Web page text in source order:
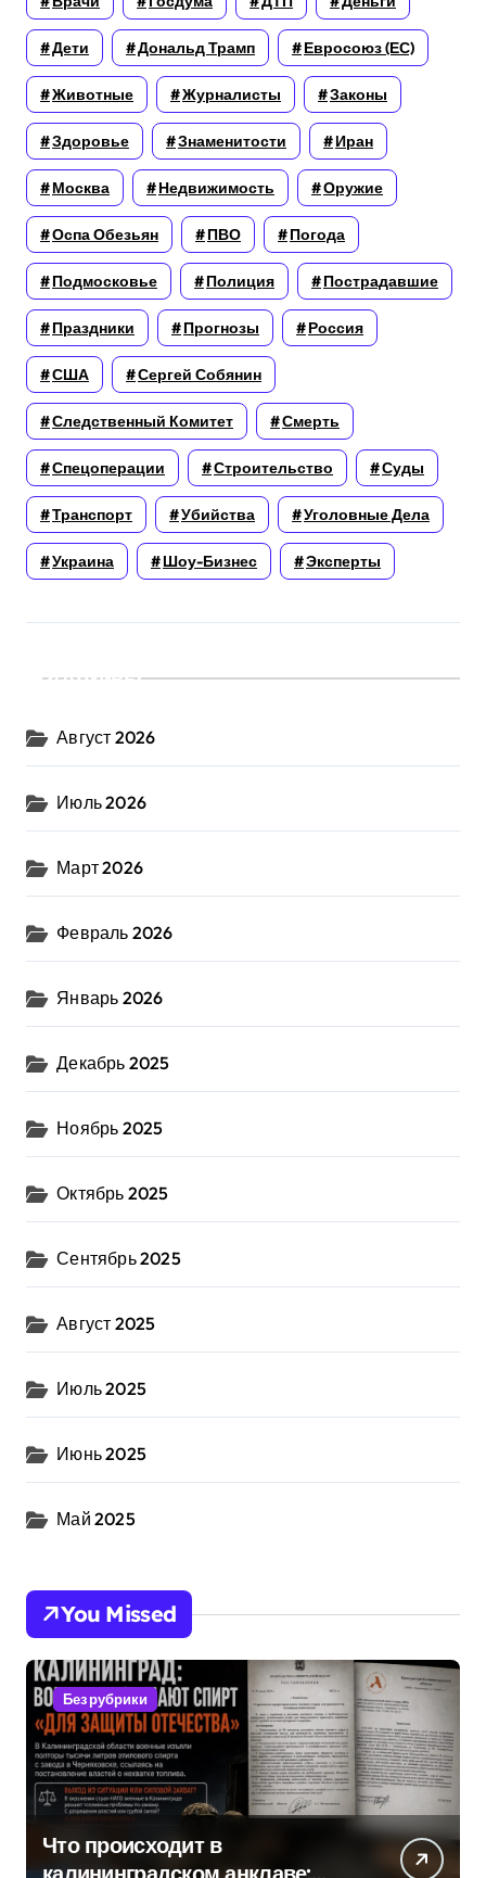
Дети Дональд Трамп Евросоюз (ЕС)
Животные Журналисты Законы
Здоровье Знаменитости Иран
Москва Недвижимость Оружие
Оспа Обезьян ПВО Погода
Подмосковье Полиция Пострадавшие
Праздники Прогнозы Россия
США Сергей Собянин
Следственный Комитет Смерть
Спецоперации Строительство Суды
Транспорт Убийства Уголовные Дела
Украина Шоу-Бизнес Эксперты
Архивы
Август 2026
Июль 2026
Март 2026
Февраль 2026
Январь 2026
Декабрь 2025
Ноябрь 2025
Октябрь 2025
Сентябрь 2025
Август 2025
Июль 2025
Июнь 2025
Май 2025
You Missed
Без рубрики
Что происходит в